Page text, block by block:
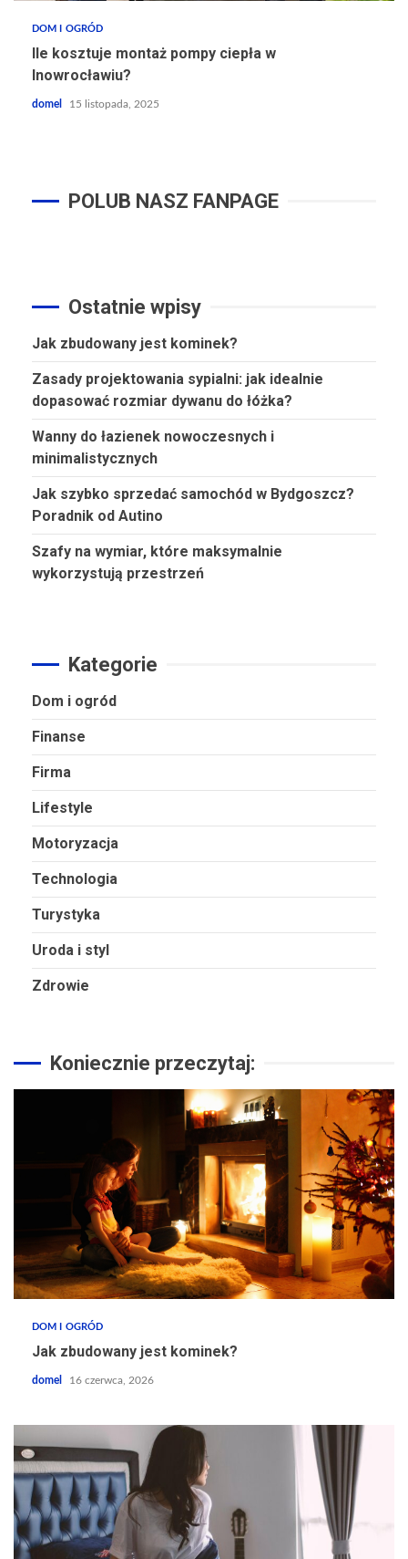
DOM I OGRÓD
Ile kosztuje montaż pompy ciepła w
Inowrocławiu?
domel 15 listopada, 2025
POLUB NASZ FANPAGE
Ostatnie wpisy
Jak zbudowany jest kominek?
Zasady projektowania sypialni: jak idealnie
dopasować rozmiar dywanu do łóżka?
Wanny do łazienek nowoczesnych i
minimalistycznych
Jak szybko sprzedać samochód w Bydgoszcz?
Poradnik od Autino
Szafy na wymiar, które maksymalnie
wykorzystują przestrzeń
Kategorie
Dom i ogród
Finanse
Firma
Lifestyle
Motoryzacja
Technologia
Turystyka
Uroda i styl
Zdrowie
Koniecznie przeczytaj:
DOM I OGRÓD
Jak zbudowany jest kominek?
domel 16 czerwca, 2026